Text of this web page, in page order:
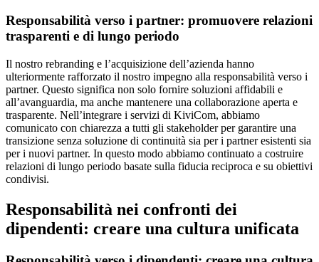
Responsabilità verso i partner: promuovere relazioni
trasparenti e di lungo periodo
Il nostro rebranding e l’acquisizione dell’azienda hanno
ulteriormente rafforzato il nostro impegno alla responsabilità verso i
partner. Questo significa non solo fornire soluzioni affidabili e
all’avanguardia, ma anche mantenere una collaborazione aperta e
trasparente. Nell’integrare i servizi di KiviCom, abbiamo
comunicato con chiarezza a tutti gli stakeholder per garantire una
transizione senza soluzione di continuità sia per i partner esistenti sia
per i nuovi partner. In questo modo abbiamo continuato a costruire
relazioni di lungo periodo basate sulla fiducia reciproca e su obiettivi
condivisi.
Responsabilità nei confronti dei
dipendenti: creare una cultura unificata